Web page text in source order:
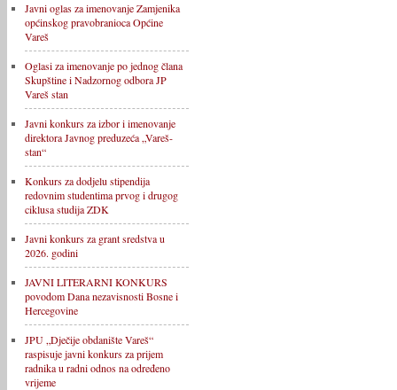
Javni oglas za imenovanje Zamjenika
općinskog pravobranioca Općine
Vareš
Oglasi za imenovanje po jednog člana
Skupštine i Nadzornog odbora JP
Vareš stan
Javni konkurs za izbor i imenovanje
direktora Javnog preduzeća „Vareš-
stan“
Konkurs za dodjelu stipendija
redovnim studentima prvog i drugog
ciklusa studija ZDK
Javni konkurs za grant sredstva u
2026. godini
JAVNI LITERARNI KONKURS
povodom Dana nezavisnosti Bosne i
Hercegovine
JPU „Dječije obdanište Vareš“
raspisuje javni konkurs za prijem
radnika u radni odnos na određeno
vrijeme